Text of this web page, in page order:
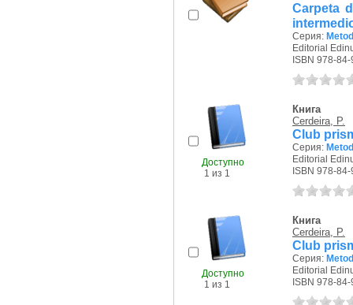
Carpeta
Серия:
Editorial
ISBN 978-
Доступно
1 из 1
Книга
Cerdeira, P.
Club
Серия:
Editorial
ISBN 978-
Доступно
1 из 1
Книга
Cerdeira, P.
Club
Серия:
Editorial
ISBN 978-